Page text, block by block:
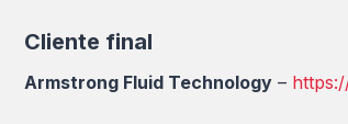
Cliente final
Armstrong Fluid Technology –